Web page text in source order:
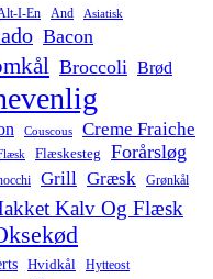
I-En And Asiatisk
Bacon
Broccoli Brød
Couscous Creme Fraiche
Flæskesteg Forårsløg
Grill Græsk Grønkål
Kalv Og Flæsk
Hvidkål Hytteost